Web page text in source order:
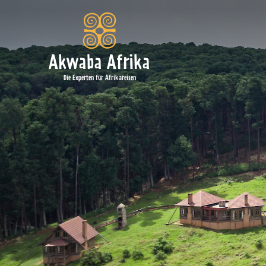
Akwaba Afrika
Die Experten für Afrikareisen